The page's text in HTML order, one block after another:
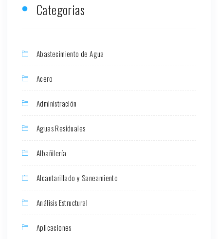
Categorias
Abastecimiento de Agua
Acero
Administración
Aguas Residuales
Albañilería
Alcantarillado y Saneamiento
Análisis Estructural
Aplicaciones